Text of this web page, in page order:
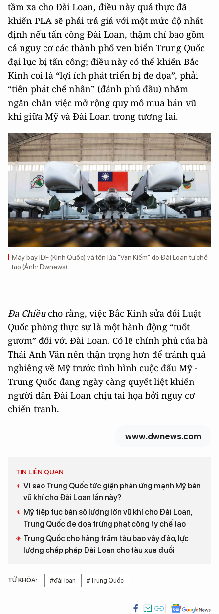
tầm xa cho Đài Loan, điều này quả thực đã
khiến PLA sẽ phải trả giá với một mức độ nhất
định nếu tấn công Đài Loan, thậm chí bao gồm
cả nguy cơ các thành phố ven biển Trung Quốc
đại lục bị tấn công; điều này có thể khiến Bắc
Kinh coi là “lợi ích phát triển bị đe dọa”, phải
“tiên phát chế nhân” (đánh phủ đầu) nhằm
ngăn chặn việc mở rộng quy mô mua bán vũ
khí giữa Mỹ và Đài Loan trong tương lai.
Máy bay IDF (Kinh Quốc) và tên lửa "Vạn Kiếm" do Đài Loan tự chế
tạo (Ảnh: Dwnews).
Đa Chiềucho rằng, việc Bắc Kinh sửa đổi Luật
Quốc phòng thực sự là một hành động “tuốt
gươm” đối với Đài Loan. Có lẽ chính phủ của bà
Thái Anh Văn nên thận trọng hơn để tránh quá
nghiêng về Mỹ trước tình hình cuộc đấu Mỹ -
Trung Quốc đang ngày càng quyết liệt khiến
người dân Đài Loan chịu tai họa bởi nguy cơ
chiến tranh.
www.dwnews.com
TIN LIÊN QUAN
Vì sao Trung Quốc tức giận phản ứng mạnh Mỹ bán
vũ khí cho Đài Loan lần này?
Mỹ tiếp tục bán số lượng lớn vũ khí cho Đài Loan,
Trung Quốc đe dọa trừng phạt công ty chế tạo
Trung Quốc cho hàng trăm tàu bao vây đảo, lực
lượng chấp pháp Đài Loan cho tàu xua đuổi
TỪ KHÓA: #đài loan #Trung Quốc